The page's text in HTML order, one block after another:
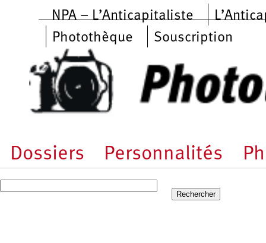
Aller au contenu principal
NPA – L’Anticapitaliste
Photothèque
Souscription
Dossiers Personnalités